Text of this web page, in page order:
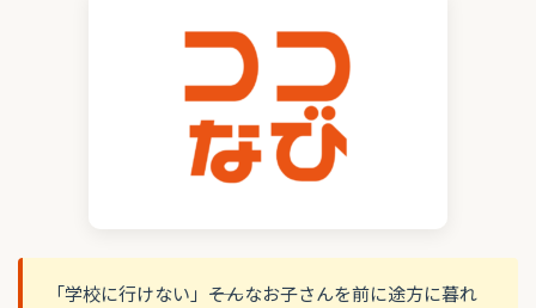
「学校に行けない」――そんなお子さんを前に途方に暮れ